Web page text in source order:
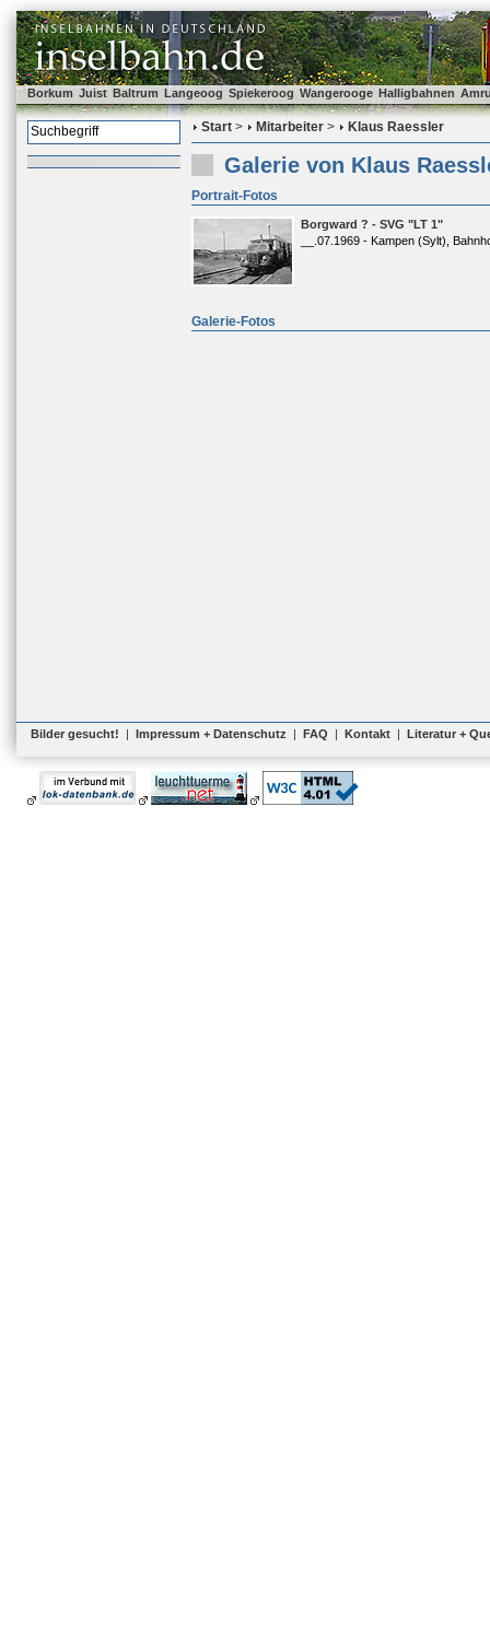
Borkum Juist Baltrum Langeoog Spiekeroog Wangerooge Halligbahnen
Start > Mitarbeiter > Klaus Raessler
Galerie von Klaus
Portrait-Fotos
Borgward ? - SVG "LT 1"
__.07.1969 - Kampen (Sylt),
Galerie-Fotos
Bilder gesucht! | Impressum + Datenschutz | FAQ | Kontakt | Literatur +